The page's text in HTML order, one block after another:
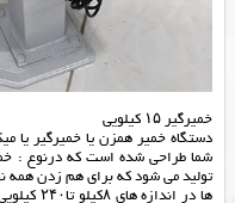
خمیرگیر ۱۵ کیلویی
دستگاه خمیر همزن یا خمیرگیر یا
شما طراحی شده است که درنوع :
تولید می شود که برای هم زدن همه
ها در